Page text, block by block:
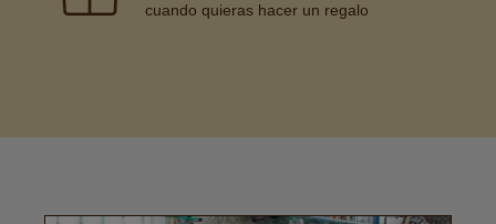
cuando quieras hacer un regalo